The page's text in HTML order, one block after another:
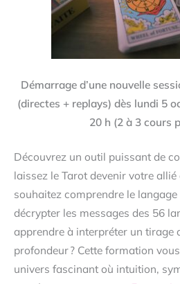
Démarrage d’une nouvelle
(directes + replays) dès lundi 5
20 h (2 à 3 cours
Découvrez un outil puissant de
laissez le Tarot devenir votre allié
souhaitez comprendre le
décrypter les messages des 56
apprendre à interpréter un tirage
profondeur ? Cette formation
univers fascinant où intuition,